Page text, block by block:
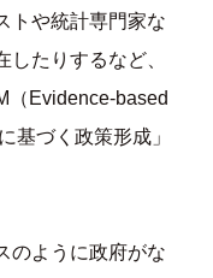
トや統計専門家な
たりするなど、
（Evidence-based
基づく政策形成」
のように政府がな